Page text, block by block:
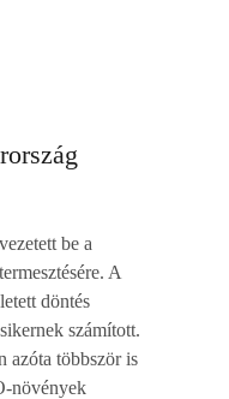
be a
A
döntés
számított.
azóta többször is
növények